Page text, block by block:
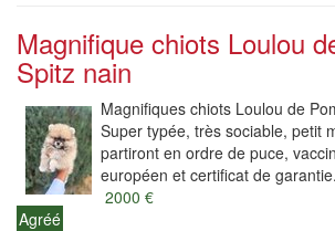
Magnifique chiots Loulou
Spitz nain
Magnifiques chiots Loulou de
Super typée, très sociable, petit
partiront en ordre de puce,
européen et certificat de garantie.
2000 €
Agréé